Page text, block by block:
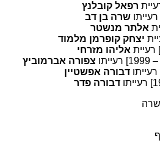
רפאל קובלנץ
שרה בן דב
אלתר מנשטר
יצחק קופרמן מלמוד
אליהו מזרחי
צפורה אברמוביץ
דבורה אפשטיין
דבורה פדר
שרה